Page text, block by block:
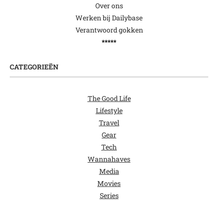
Over ons
Werken bij Dailybase
Verantwoord gokken
*****
CATEGORIEËN
The Good Life
Lifestyle
Travel
Gear
Tech
Wannahaves
Media
Movies
Series